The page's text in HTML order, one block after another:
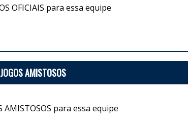
OFICIAIS para essa equipe
JOGOS AMISTOSOS
AMISTOSOS para essa equipe